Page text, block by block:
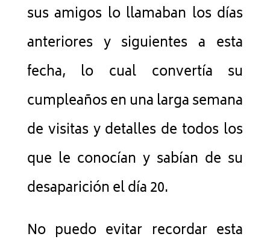
sus amigos lo llamaban los días
anteriores y siguientes a esta
fecha, lo cual convertía su
cumpleaños en una larga semana
de visitas y detalles de todos los
que le conocían y sabían de su
desaparición el día 20.
No puedo evitar recordar esta